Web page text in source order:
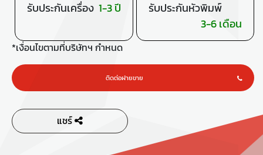
รับประกันเครื่อง 1-3 ปี
รับประกันหัวพิมพ์
3-6 เดือน
*เงื่อนไขตามที่บริษัทฯ กำหนด
ติดต่อฝายขาย
แชร์